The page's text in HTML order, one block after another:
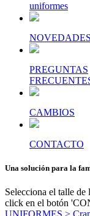
uniformes
PREGUNTAS
CAMBIOS
CONTACTO
Una solución para la
Selecciona el talle de
click en el botón